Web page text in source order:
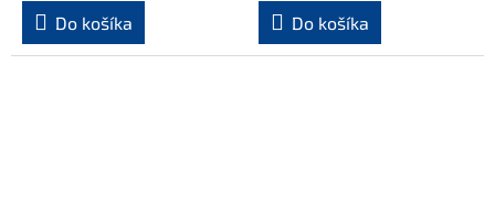
Do košíka Do košíka